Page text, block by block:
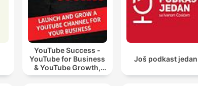
YouTube Success -
YouTube for Business
& YouTube Growth,
Video Marketing
Još podkast jedan